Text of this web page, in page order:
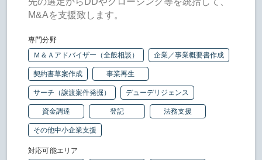
M&Aを支援致します。
専門分野
Ｍ＆Ａアドバイザー（全般相談）
企業／事業概要書作成
契約書草案作成 事業再生
サーチ（譲渡案件発掘） デューデリジェンス
資金調達 登記 法務支援
その他中小企業支援
対応可能エリア